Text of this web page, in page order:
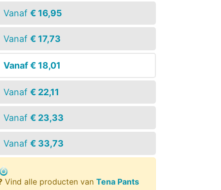
Vanaf€ 16,95
Vanaf€ 17,73
Vanaf€ 18,01
Vanaf€ 22,11
Vanaf€ 23,33
Vanaf€ 33,73
Vind alle producten van Tena Pants